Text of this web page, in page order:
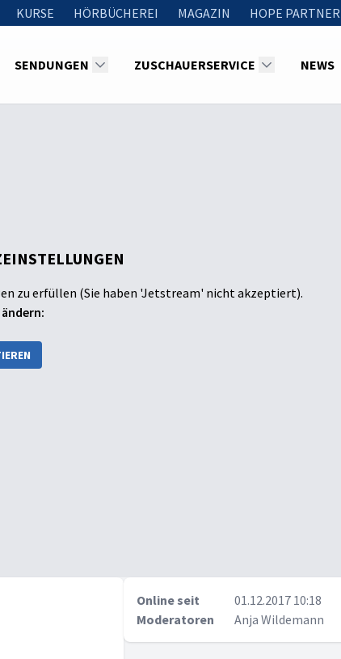
KURSE HÖRBÜCHEREI MAGAZIN HOPE PARTNER
SENDUNGEN ZUSCHAUERSERVICE NEWS
zu erfüllen (Sie haben 'Jetstream' nicht akzeptiert).
Online seit
01.12.2017 10:18
Moderatoren
Anja Wildemann